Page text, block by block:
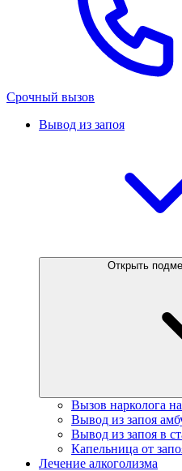
Срочный вызов
Вывод из запоя
Открыть
Вызов нарколога
Вывод из запоя
Вывод из запоя в
Капельница от
Лечение алкоголизма